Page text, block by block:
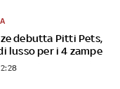
debutta Pitti Pets,
lusso per i 4 zampe